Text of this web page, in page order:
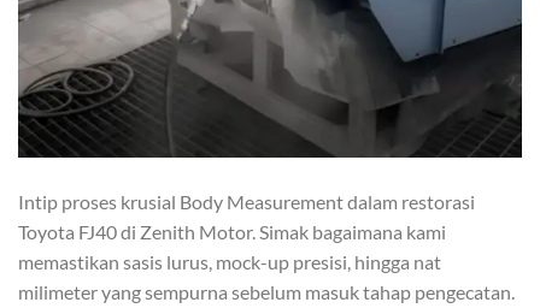
Intip proses krusial Body Measurement dalam restorasi
Toyota FJ40 di Zenith Motor. Simak bagaimana kami
memastikan sasis lurus, mock-up presisi, hingga nat
milimeter yang sempurna sebelum masuk tahap pengecatan.